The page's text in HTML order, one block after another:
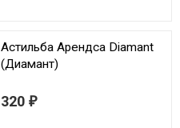
Астильба Арендса Diamant
(Диамант)
320 ₽